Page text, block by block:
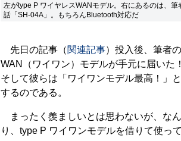
左がtype P ワイヤレスWANモデル。右にあるのは、
話「SH-04A」。もちろんBluetooth対応だ
先日の記事（関連記事）投入後、筆者
WAN（ワイワン）モデルが手元に届いた
そして彼らは「ワイワンモデル最高！」
するのである。
まったく羨ましいとは思わないが、な
り、type P ワイワンモデルを借りて使っ